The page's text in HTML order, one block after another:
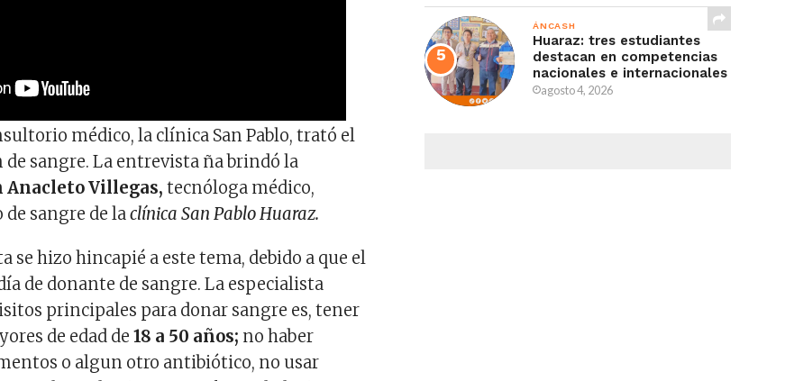
médico, la clínica San Pablo, trató el
de sangre. La entrevista ña brindó la
Villegas, tecnóloga médico,
de sangre de laclínica San Pablo Huaraz.
se hizo hincapié a este tema, debido a que el
de donante de sangre. La especialista
principales para donar sangre es, tener
de edad de18 a 50 años; no haber
o algun otro antibiótico, no usar
ÁNCASH
Huaraz: tres estudiantes
destacan en competencias
nacionales e internacionales
agosto 4, 2026